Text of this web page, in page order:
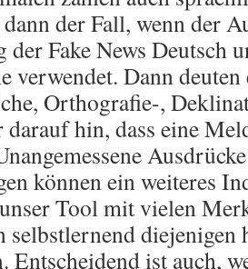
der Fall, wenn der
Fake News Deutsch
verwendet. Dann deuten
Orthografie-,
darauf hin, dass eine
können ein weiteres
Tool mit vielen
selbstlernend diejenigen
ist auch,